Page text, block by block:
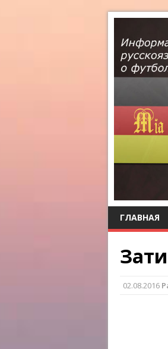
ГЛАВНАЯ
02.08.2016